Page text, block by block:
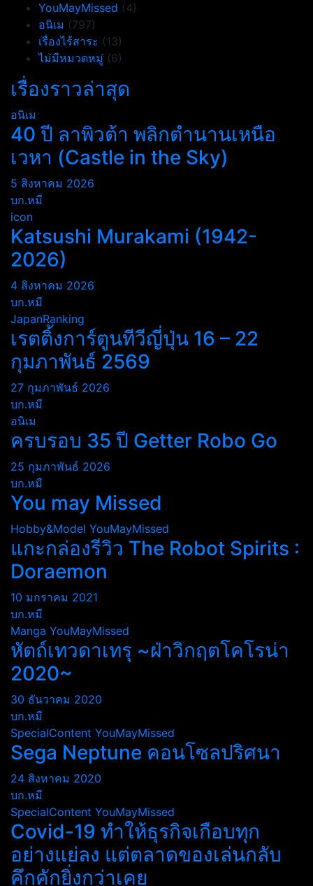
YouMayMissed (4)
อนิเม (797)
เรื่องไร้สาระ (13)
ไม่มีหมวดหมู่ (6)
เรื่องราวล่าสุด
อนิเม
40 ปี ลาพิวต้า พลิกตำนานเหนือ
เวหา (Castle in the Sky)
5 สิงหาคม 2026
บก.หมี
icon
Katsushi Murakami (1942-
2026)
4 สิงหาคม 2026
บก.หมี
JapanRanking
เรตติ้งการ์ตูนทีวีญี่ปุ่น 16 – 22
กุมภาพันธ์ 2569
27 กุมภาพันธ์ 2026
บก.หมี
อนิเม
ครบรอบ 35 ปี Getter Robo Go
25 กุมภาพันธ์ 2026
บก.หมี
You may Missed
Hobby&Model YouMayMissed
แกะกล่องรีวิว The Robot Spirits :
Doraemon
10 มกราคม 2021
บก.หมี
Manga YouMayMissed
หัตถ์เทวดาเทรุ ~ฝ่าวิกฤตโคโรน่า
2020~
30 ธันวาคม 2020
บก.หมี
SpecialContent YouMayMissed
Sega Neptune คอนโซลปริศนา
24 สิงหาคม 2020
บก.หมี
SpecialContent YouMayMissed
Covid-19 ทำให้ธุรกิจเกือบทุก
อย่างแย่ลง แต่ตลาดของเล่นกลับ
คึกคักยิ่งกว่าเคย